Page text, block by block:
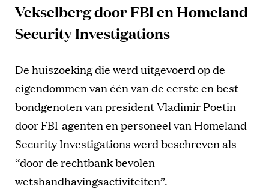
Vekselberg door FBI en Homeland
Security Investigations
De huiszoeking die werd uitgevoerd op de
eigendommen van één van de eerste en best
bondgenoten van president Vladimir Poetin
door FBI-agenten en personeel van Homeland
Security Investigations werd beschreven als
“door de rechtbank bevolen
wetshandhavingsactiviteiten”.